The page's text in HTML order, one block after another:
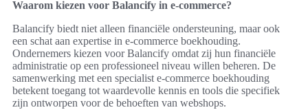
Waarom kiezen voor Balancify in e-commerce?
Balancify biedt niet alleen financiële ondersteuning, maar ook
een schat aan expertise in e-commerce boekhouding.
Ondernemers kiezen voor Balancify omdat zij hun financiële
administratie op een professioneel niveau willen beheren. De
samenwerking met een specialist e-commerce boekhouding
betekent toegang tot waardevolle kennis en tools die specifiek
zijn ontworpen voor de behoeften van webshops.